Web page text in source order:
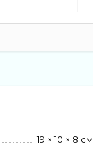
19 × 10 × 8 см